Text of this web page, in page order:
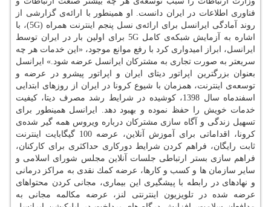
فناوری اطلاعات در ایران دانست. او همینطور با ارائه‌ی گزارشی از
روند آمادگی ایرانسل برای ارائه‌ی نسل پنجم اینترنت همراه (5G)، با
اشاره به آزمایش شبكه‌ی كامل 5G برای اولین بار در ایران توسط
ایرانسل، ابراز امیدواری كرد با رفع موانع موجود، «این خدمات هر چه
سریعتر به صورت تجاری به مشتركان ایرانسل عرضه شود.» ایرانسل
بعنوان بزرگترین اپراتور دیتای ایران و اپراتور پیشرو در عرضه و
توسعه‌ی اینترنت، همزمان با شیوع كرونا در ایران از روزهای ابتدایی
اسفندماه سال 1398، كوشیده در شرایط رشد مصرف دیتا، كیفیت
خدمات خویش را حفظ نموده و بهبود دهد. ایرانسل همینطور برای
تسهیل زندگی و آگاه سازی مشتركان درباره ویروس همه گیر شده‌ی
كرونا، اقداماتی برای آموزش آنلاین، عرضه 100 گیگابایت اینترنت
ثابت رایگان، فراهم كردن شرایط دوركاری حداكثری برای كاركنان،
فراهم سازی بستر ارتباطی جلسات آنلاین مجلس شورای اسلامی و
سایر سازمان ها و كسب و كارها، عرضه كمك نقدی به مراكز درمانی
و نهادهای در رابطه با پیشگیری این بیماری، مجانی كردن محتواهای
عرضه شده در تلویزیون اینترنتی لنز، عرضه مكالمه مجانی به